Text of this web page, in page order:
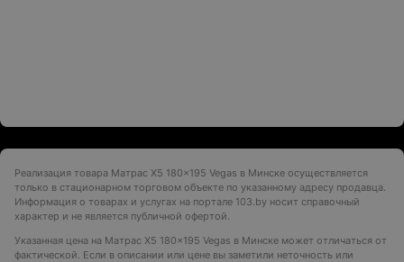
Реализация товара Матрас X5 180x195 Vegas в Минске осуществляется
только в стационарном торговом объекте по указанному адресу продавца.
Информация о товарах и услугах на портале 103.by носит справочный
характер и не является публичной офертой.
Указанная цена на Матрас X5 180x195 Vegas в Минске может отличаться от
фактической. Если в описании или цене вы заметили неточность или